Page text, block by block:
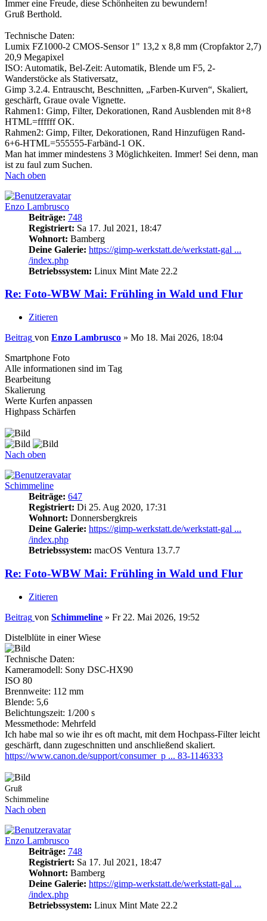
Immer eine Freude, diese Schönheiten zu bewundern!
Gruß Berthold.
Technische Daten:
Lumix FZ1000-2 CMOS-Sensor 1" 13,2 x 8,8 mm (Cropfaktor 2,7)
20,9 Megapixel
ISO: Automatik, Bel-Zeit: Automatik, Blende um F5, 2-
Wanderstöcke als Stativersatz,
Gimp 3.2.4. Entrauscht, Beschnitten, „Farben-Kurven“, Skaliert,
geschärft, Graue ovale Vignette.
Rahmen1: Gimp, Filter, Dekorationen, Rand Ausblenden mit 8+8
HTML=ffffff OK.
Rahmen2: Gimp, Filter, Dekorationen, Rand Hinzufügen Rand-
6+6-HTML=555555-Farbänd-1 OK.
Man hat immer mindestens 3 Möglichkeiten. Immer! Sei denn, man
ist zu faul zum Suchen.
Nach oben
Enzo Lambrusco
Beiträge: 748
Registriert: Sa 17. Jul 2021, 18:47
Wohnort: Bamberg
Deine Galerie: https://gimp-werkstatt.de/werkstatt-gal ...
/index.php
Betriebssystem: Linux Mint Mate 22.2
Re: Foto-WBW Mai: Frühling in Wald und Flur
Zitieren
Beitrag von Enzo Lambrusco » Mo 18. Mai 2026, 18:04
Smartphone Foto
Alle informationen sind im Tag
Bearbeitung
Skalierung
Werte Kurfen anpassen
Highpass Schärfen
Nach oben
Schimmeline
Beiträge: 647
Registriert: Di 25. Aug 2020, 17:31
Wohnort: Donnersbergkreis
Deine Galerie: https://gimp-werkstatt.de/werkstatt-gal ...
/index.php
Betriebssystem: macOS Ventura 13.7.7
Re: Foto-WBW Mai: Frühling in Wald und Flur
Zitieren
Beitrag von Schimmeline » Fr 22. Mai 2026, 19:52
Distelblüte in einer Wiese
Technische Daten:
Kameramodell: Sony DSC-HX90
ISO 80
Brennweite: 112 mm
Blende: 5,6
Belichtungszeit: 1/200 s
Messmethode: Mehrfeld
Ich habe mal so wie ihr es oft macht, mit dem Hochpass-Filter leicht
geschärft, dann zugeschnitten und anschließend skaliert.
https://www.canon.de/support/consumer_p ... 83-1146333
Gruß
Schimmeline
Nach oben
Enzo Lambrusco
Beiträge: 748
Registriert: Sa 17. Jul 2021, 18:47
Wohnort: Bamberg
Deine Galerie: https://gimp-werkstatt.de/werkstatt-gal ...
/index.php
Betriebssystem: Linux Mint Mate 22.2